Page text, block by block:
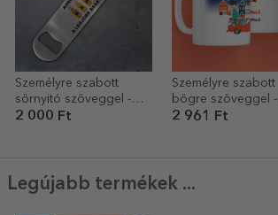
Személyre szabott
sörnyitó szöveggel -
Igyál a legjobb
2 000 Ft
Személyre szabott
bögre szöveggel -
Karácsonyi éjszaka
2 961 Ft
Legújabb termékek ...